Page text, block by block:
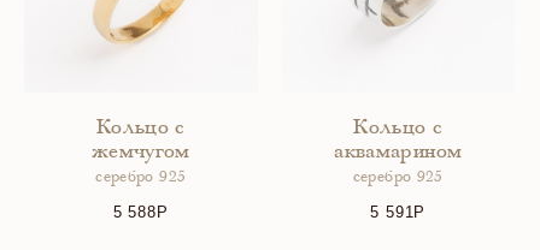
Кольцо с
жемчугом
серебро 925
5 588
Кольцо с
аквамарином
серебро 925
5 591